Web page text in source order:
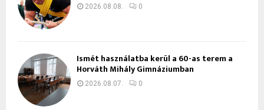
2026.08.08. 0
Ismét használatba kerül a 60-as terem a
Horváth Mihály Gimnáziumban
2026.08.07. 0